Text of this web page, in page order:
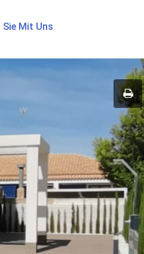
Sie Mit Uns